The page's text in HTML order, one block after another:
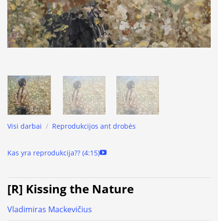
Visi darbai / Reprodukcijos ant drobės
Kas yra reprodukcija?? (4:15)
[R] Kissing the Nature
Vladimiras Mackevičius